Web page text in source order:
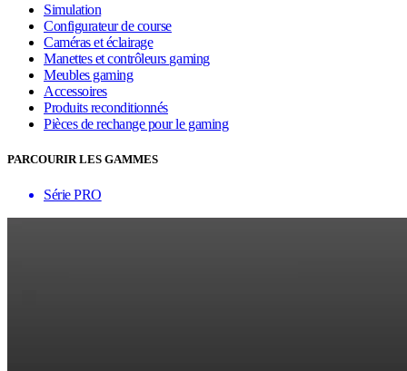
Simulation
Configurateur de course
Caméras et éclairage
Manettes et contrôleurs gaming
Meubles gaming
Accessoires
Produits reconditionnés
Pièces de rechange pour le gaming
PARCOURIR LES GAMMES
Série PRO